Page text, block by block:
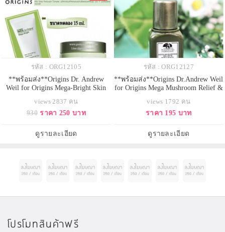
รหัส : ORG12105
**พร้อมส่ง**Origins Dr. Andrew
Weil for Origins Mega-Bright Skin
ทดลอง 15 ml. มอยซ์เจอไรเซอร์เนื้อ
บางเบาเติมความชุ่มชื่นประจำวันแก่
รู้สึกสบายผิว ลดปัญหาการเกิดสีผิว
ไม่สม่ำเสมอในอนาคตด้วยพลังจาก
views 2837 คน
930 ราคา 250 บาท
ดูรายละเอียด
รหัส : ORG12127
**พร้อมส่ง**Origins Dr.Andrew Weil
for Origins Mega Mushroom Relief &
ขนาดทดลอง 7 ml. ทรีทเมนต์โลชั่น
ขายดีอันดับ 1 บำรุงผิวแลดูสุขภาพดี
ฟื้นคืนความชุ่มชื้นและปลอบ
ประโลมผิวให้ผ่อนคลาย ด
views 1792 คน
ราคา 195 บาท
ดูรายละเอียด
โปรโมทสินค้าฟรี